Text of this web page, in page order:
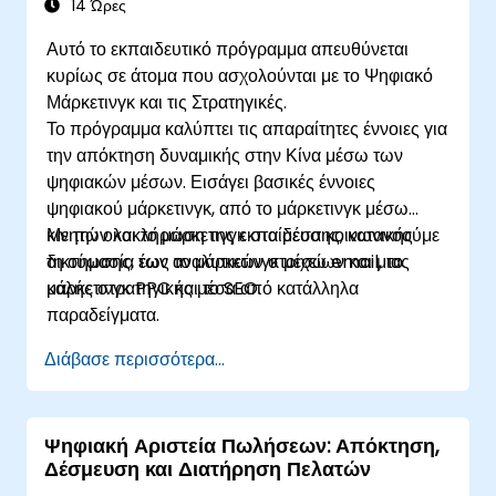
14 Ώρες
Αυτό το εκπαιδευτικό πρόγραμμα απευθύνεται
κυρίως σε άτομα που ασχολούνται με το Ψηφιακό
Μάρκετινγκ και τις Στρατηγικές.
Το πρόγραμμα καλύπτει τις απαραίτητες έννοιες για
την απόκτηση δυναμικής στην Κίνα μέσω των
ψηφιακών μέσων. Εισάγει βασικές έννοιες
ψηφιακού μάρκετινγκ, από το μάρκετινγκ μέσω
κινητών και το μάρκετινγκ στα μέσα κοινωνικής
δικτύωσης, έως το μάρκετινγκ μέσω email, το
μάρκετινγκ PPC και το SEO.
Με την ολοκλήρωση της εκπαίδευσης, κατανοούμε
τη σημασία των αναλυτικών στοιχείων και μιας
καλής στρατηγικής μέσα από κατάλληλα
παραδείγματα.
Διάβασε περισσότερα...
Ψηφιακή Αριστεία Πωλήσεων: Απόκτηση,
Δέσμευση και Διατήρηση Πελατών